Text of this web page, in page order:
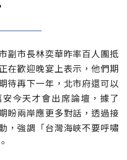
副市長林奕華昨率百人團抵
在歡迎晚宴上表示，他們期
待再下一年，北市府還可以
今天才會出席論壇，據了
盼兩岸應更多對話，透過接
，強調「台灣海峽不要呼嘯